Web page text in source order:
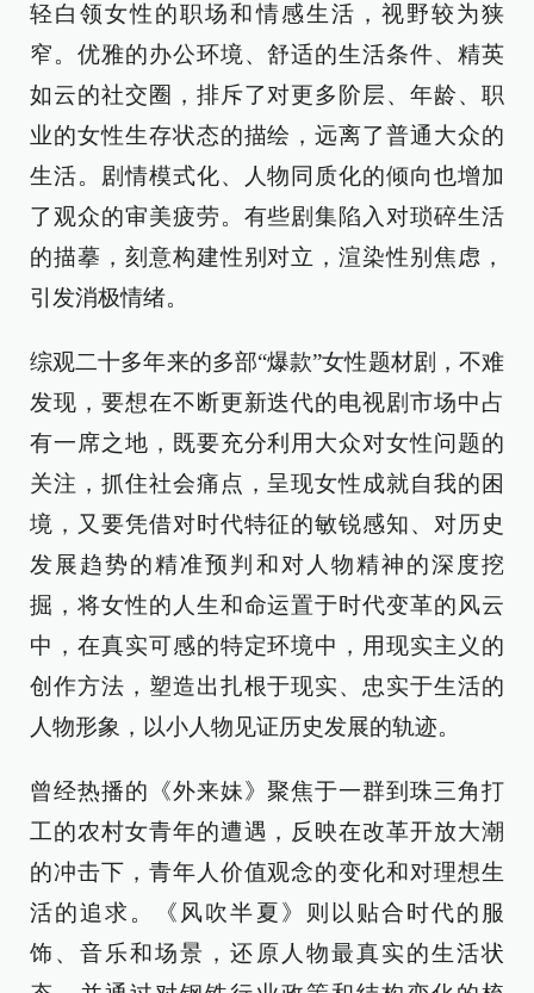
轻白领女性的职场和情感生活，视野较为狭
窄。优雅的办公环境、舒适的生活条件、精英
如云的社交圈，排斥了对更多阶层、年龄、职
业的女性生存状态的描绘，远离了普通大众的
生活。剧情模式化、人物同质化的倾向也增加
了观众的审美疲劳。有些剧集陷入对琐碎生活
的描摹，刻意构建性别对立，渲染性别焦虑，
引发消极情绪。
综观二十多年来的多部“爆款”女性题材剧，不难
发现，要想在不断更新迭代的电视剧市场中占
有一席之地，既要充分利用大众对女性问题的
关注，抓住社会痛点，呈现女性成就自我的困
境，又要凭借对时代特征的敏锐感知、对历史
发展趋势的精准预判和对人物精神的深度挖
掘，将女性的人生和命运置于时代变革的风云
中，在真实可感的特定环境中，用现实主义的
创作方法，塑造出扎根于现实、忠实于生活的
人物形象，以小人物见证历史发展的轨迹。
曾经热播的《外来妹》聚焦于一群到珠三角打
工的农村女青年的遭遇，反映在改革开放大潮
的冲击下，青年人价值观念的变化和对理想生
活的追求。《风吹半夏》则以贴合时代的服
饰、音乐和场景，还原人物最真实的生活状